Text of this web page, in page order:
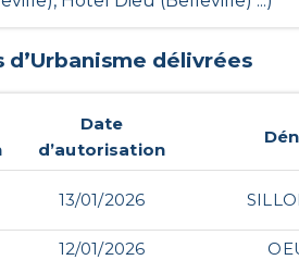
délivrées
Date
d’autorisation
13/01/2026
12/01/2026